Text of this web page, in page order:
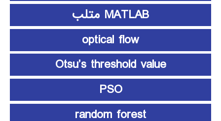
MATLAB متلب
optical flow
Otsu’s threshold value
PSO
random forest